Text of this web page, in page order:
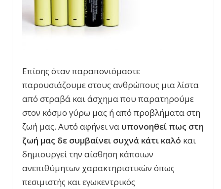
Επίσης όταν παραπονιόμαστε
παρουσιάζουμε στους ανθρώπους μια λίστα
από στραβά και άσχημα που παρατηρούμε
στον κόσμο γύρω μας ή από προβλήματα στη
ζωή μας. Αυτό αφήνει να υπονοηθεί πως στη
ζωή μας δε συμβαίνει συχνά κάτι καλό και
δημιουργεί την αίσθηση κάποιων
ανεπιθύμητων χαρακτηριστικών όπως
πεσιμιστής και εγωκεντρικός